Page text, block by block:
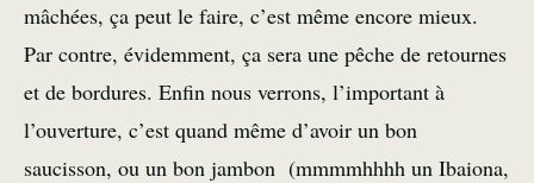
mâchées, ça peut le faire, c’est même encore mieux.
Par contre, évidemment, ça sera une pêche de retournes
et de bordures. Enfin nous verrons, l’important à
l’ouverture, c’est quand même d’avoir un bon
saucisson, ou un bon jambon (mmmmhhhh un Ibaiona,